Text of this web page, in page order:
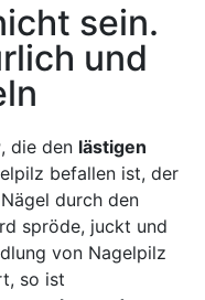
sein.
und
, die den lästigen
befallen ist, der
durch den
spröde, juckt und
von Nagelpilz
so ist